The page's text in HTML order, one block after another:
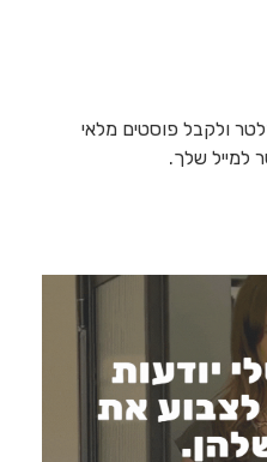
ולקבל פוסטים מלאי
למייל שלך.